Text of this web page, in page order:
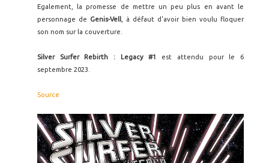
Egalement, la promesse de mettre un peu plus en avant le
personnage de Genis-Vell , à défaut d'avoir bien voulu floquer
son nom sur la couverture.
Silver Surfer Rebirth : Legacy #1
est attendu pour le 6
septembre 2023.
Source